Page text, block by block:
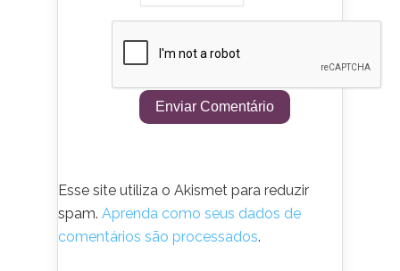
Esse site utiliza o Akismet para reduzir
spam. Aprenda como seus dados de
comentários são processados.